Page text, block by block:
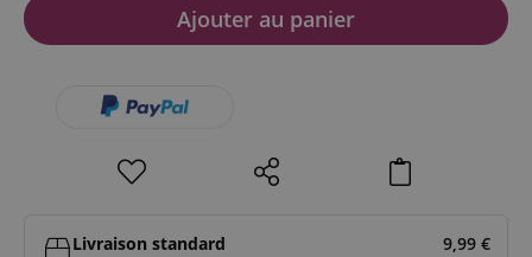
Ajouter au panier
Livraison standard 9,99 €